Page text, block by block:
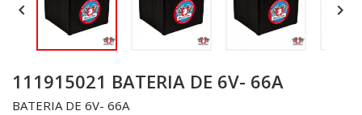
 
111915021 BATERIA DE 6V- 66A
BATERIA DE 6V- 66A